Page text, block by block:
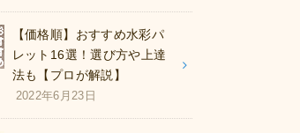
【価格順】おすすめ水彩パ
レット16選！選び方や上達
法も【プロが解説】
2022年6月23日